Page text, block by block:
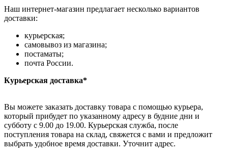
Наш интернет-магазин предлагает несколько вариантов
доставки:
курьерская;
самовывоз из магазина;
постаматы;
почта России.
Курьерская доставка*
Вы можете заказать доставку товара с помощью курьера,
который прибудет по указанному адресу в будние дни и
субботу с 9.00 до 19.00. Курьерская служба, после
поступления товара на склад, свяжется с вами и предложит
выбрать удобное время доставки. Уточнит адрес.